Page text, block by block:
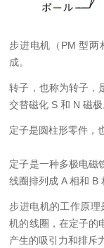
步进电机（PM 型两
成。
转子，也称为转子，
交替磁化 S 和 N 磁极
定子是圆柱形零件，
定子是一种多极电磁
线圈排列成 A 相和 B
步进电机的工作原
机的线圈，在定子的
产生的吸引力和排斥